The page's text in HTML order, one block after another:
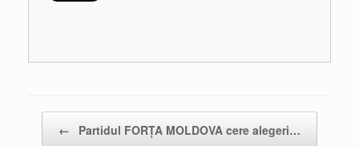
← Partidul FORŢA MOLDOVA cere alegeri…